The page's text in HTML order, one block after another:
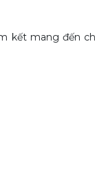
kết mang đến